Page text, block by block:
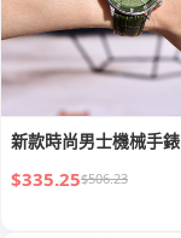
新款時尚男士機械手錶
$335.25$506.23